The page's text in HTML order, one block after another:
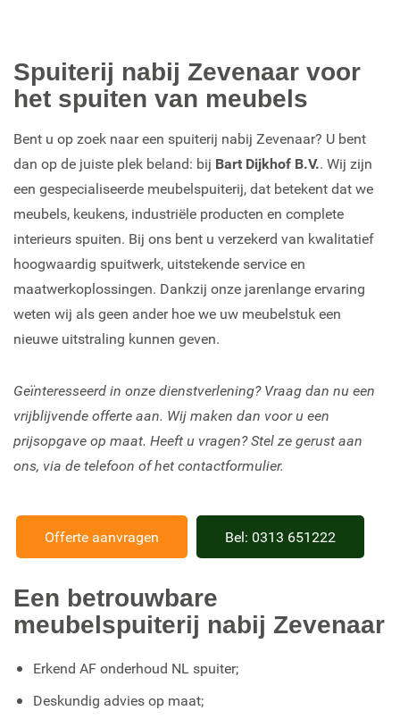
Spuiterij nabij Zevenaar voor
het spuiten van meubels
Bent u op zoek naar een spuiterij nabij Zevenaar? U bent
dan op de juiste plek beland: bij Bart Dijkhof B.V.. Wij zijn
een gespecialiseerde meubelspuiterij, dat betekent dat we
meubels, keukens, industriële producten en complete
interieurs spuiten. Bij ons bent u verzekerd van kwalitatief
hoogwaardig spuitwerk, uitstekende service en
maatwerkoplossingen. Dankzij onze jarenlange ervaring
weten wij als geen ander hoe we uw meubelstuk een
nieuwe uitstraling kunnen geven.
Geïnteresseerd in onze dienstverlening? Vraag dan nu een
vrijblijvende offerte aan. Wij maken dan voor u een
prijsopgave op maat. Heeft u vragen? Stel ze gerust aan
ons, via de telefoon of het contactformulier.
Offerte aanvragen Bel: 0313 651222
Een betrouwbare
meubelspuiterij nabij Zevenaar
Erkend AF onderhoud NL spuiter;
Deskundig advies op maat;